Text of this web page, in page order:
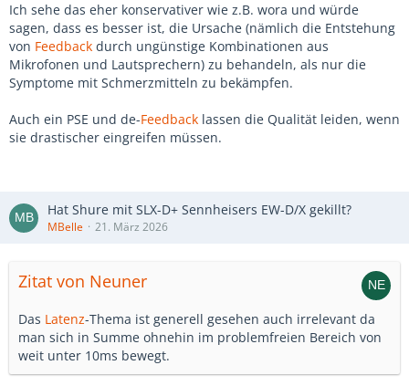
Ich sehe das eher konservativer wie z.B. wora und würde
sagen, dass es besser ist, die Ursache (nämlich die Entstehung
von Feedback durch ungünstige Kombinationen aus
Mikrofonen und Lautsprechern) zu behandeln, als nur die
Symptome mit Schmerzmitteln zu bekämpfen.
Auch ein PSE und de-Feedback lassen die Qualität leiden, wenn
sie drastischer eingreifen müssen.
Hat Shure mit SLX-D+ Sennheisers EW-D/X gekillt?
MBelle 21. März 2026
Zitat von Neuner
Das Latenz-Thema ist generell gesehen auch irrelevant da
man sich in Summe ohnehin im problemfreien Bereich von
weit unter 10ms bewegt.